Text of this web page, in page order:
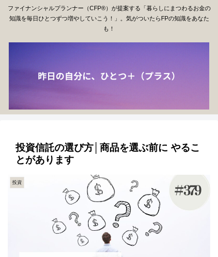
ファイナンシャルプランナー（CFP®）が提案する「暮らしにまつわるお金の
知識を毎日ひとつずつ増やしていこう！」。気がついたらFPの知識をあなた
も！
投資信託の選び方│商品を選ぶ前に やるこ
とがあります
投資